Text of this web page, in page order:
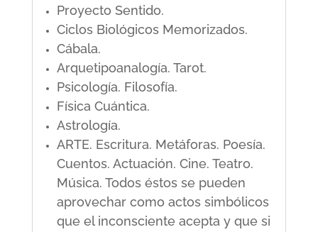
Proyecto Sentido.
Ciclos Biológicos Memorizados.
Cábala.
Arquetipoanalogía. Tarot.
Psicología. Filosofía.
Física Cuántica.
Astrología.
ARTE. Escritura. Metáforas. Poesía.
Cuentos. Actuación. Cine. Teatro.
Música. Todos éstos se pueden
aprovechar como actos simbólicos
que el inconsciente acepta y que si